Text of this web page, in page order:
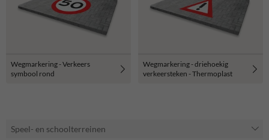
Wegmarkering - Verkeers
symbool rond
Wegmarkering - driehoekig
verkeersteken - Thermoplast
Speel- en schoolterreinen